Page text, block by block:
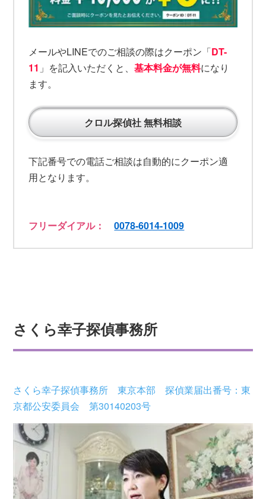
メールやLINEでのご相談の際はクーポン「DT-
11 」を記入いただくと、基本料金が無料になり
ます。
クロル探偵社 無料相談
下記番号での電話ご相談は自動的にクーポン適
用となります。
フリーダイアル：0078-6014-1009
さくら幸子探偵事務所
さくら幸子探偵事務所 東京本部 探偵業届出番号：東
京都公安委員会 第30140203号